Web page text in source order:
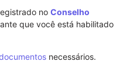
no Conselho
que você está habilitado
necessários.